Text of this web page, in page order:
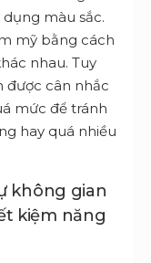
màu sắc.
mỹ bằng cách
nhau. Tuy
được cân nhắc
mức để tránh
hay quá nhiều
không gian
kiệm năng